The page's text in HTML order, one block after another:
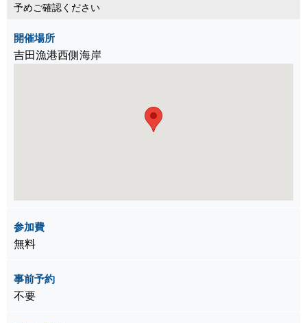
予めご確認ください
開催場所
吉田漁港西側海岸
参加費
無料
事前予約
不要